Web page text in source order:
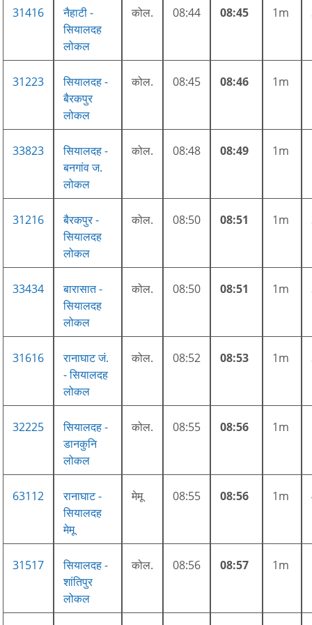
31416
नैहाटी -
सियालदह
लोकल
कोल. 08:44 08:45 1m
31223
सियालदह -
बैरकपुर
लोकल
कोल. 08:45 08:46 1m
33823
सियालदह -
बनगांव ज.
लोकल
कोल. 08:48 08:49 1m
31216
बैरकपुर -
सियालदह
लोकल
कोल. 08:50 08:51 1m
33434
बारासात -
सियालदह
लोकल
कोल. 08:50 08:51 1m
31616
रानाघाट जं.
- सियालदह
लोकल
कोल. 08:52 08:53 1m
32225
सियालदह -
डानकुनि
लोकल
कोल. 08:55 08:56 1m
63112
रानाघाट -
सियालदह
मेमू
मेमू 08:55 08:56 1m
31517
सियालदह -
शांतिपुर
लोकल
कोल. 08:56 08:57 1m